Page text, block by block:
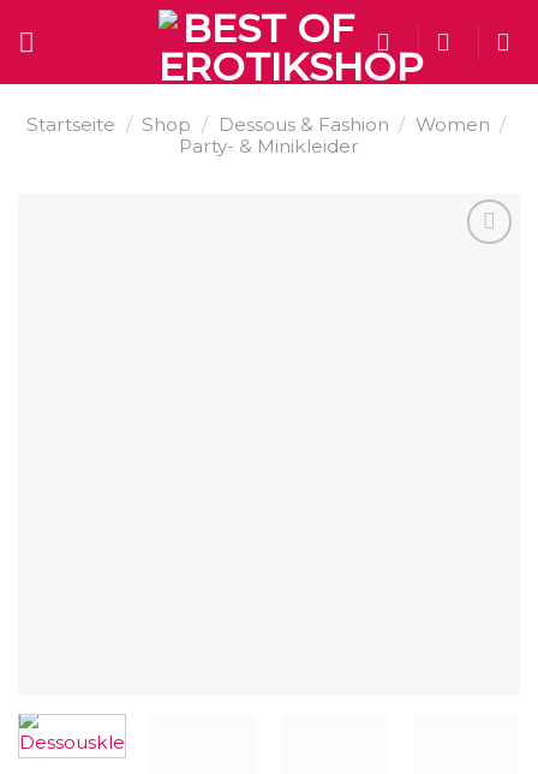
Startseite / Shop / Dessous & Fashion / Women /
Party- & Minikleider